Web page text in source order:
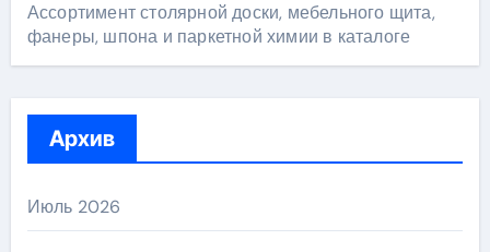
Ассортимент столярной доски, мебельного щита,
фанеры, шпона и паркетной химии в каталоге
Архив
Июль 2026